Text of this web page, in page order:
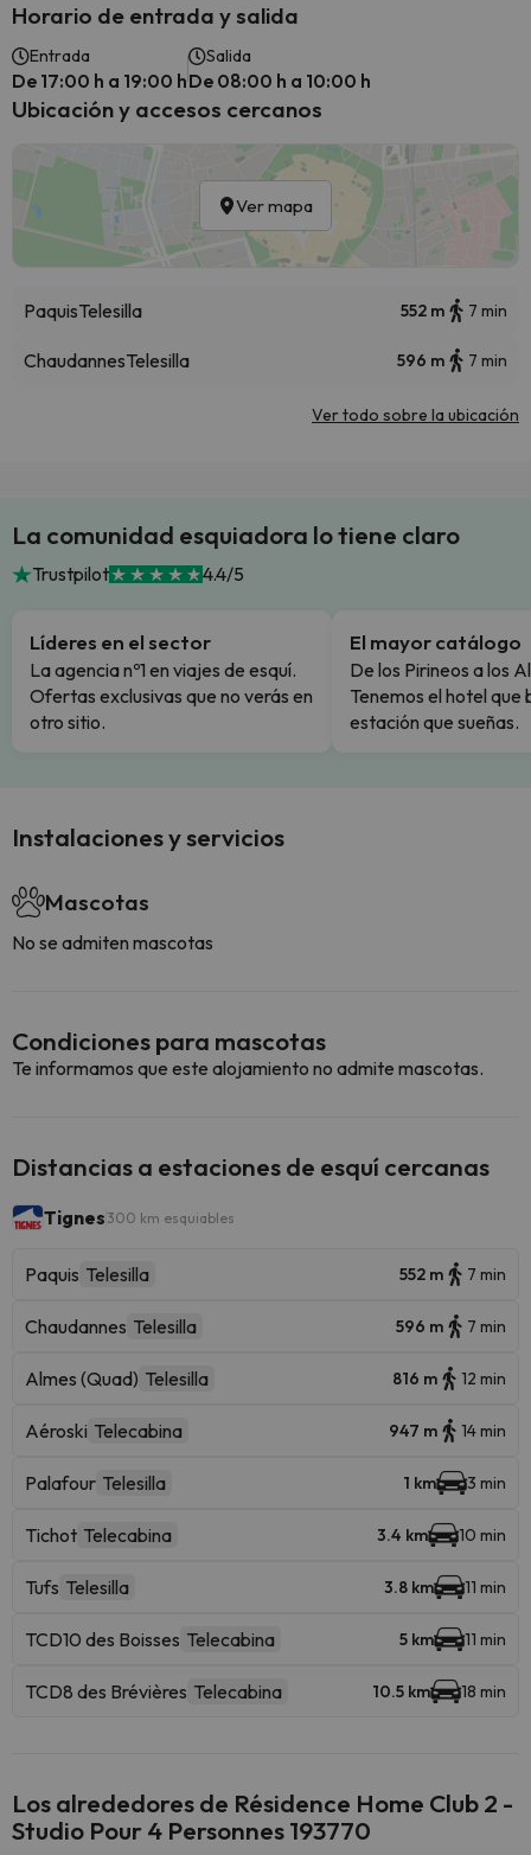
Horario de entrada y salida
Entrada
De 17:00 h a 19:00 h
Salida
De 08:00 h a 10:00 h
Ubicación y accesos cercanos
Ver mapa
PaquisTelesilla 552 m 7 min
ChaudannesTelesilla 596 m 7 min
Ver todo sobre la ubicación
La comunidad esquiadora lo tiene claro
Trustpilot 4.4/5
Líderes en el sector
La agencia nº1 en viajes de esquí.
Ofertas exclusivas que no verás en
otro sitio.
El mayor catálogo
De los Pirineos a los
Tenemos el hotel que
estación que sueñas.
Instalaciones y servicios
Mascotas
No se admiten mascotas
Condiciones para mascotas
Te informamos que este alojamiento no admite mascotas.
Distancias a estaciones de esquí cercanas
Tignes 300 km esquiables
Paquis Telesilla 552 m 7 min
Chaudannes Telesilla 596 m 7 min
Almes (Quad) Telesilla 816 m 12 min
Aéroski Telecabina 947 m 14 min
Palafour Telesilla 1 km 3 min
Tichot Telecabina 3.4 km 10 min
Tufs Telesilla 3.8 km 11 min
TCD10 des Boisses Telecabina 5 km 11 min
TCD8 des Brévières Telecabina 10.5 km 18 min
Los alrededores de Résidence Home Club 2 -
Studio Pour 4 Personnes 193770